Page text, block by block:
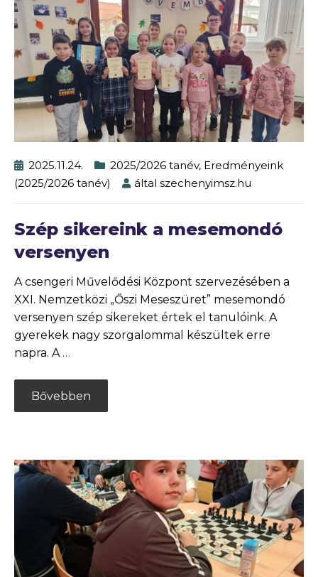
2025.11.24. 2025/2026 tanév, Eredményeink
(2025/2026 tanév)
által szechenyimsz.hu
Szép sikereink a mesemondó
versenyen
A csengeri Művelődési Központ szervezésében a
XXI. Nemzetközi „Őszi Meseszüret” mesemondó
versenyen szép sikereket értek el tanulóink. A
gyerekek nagy szorgalommal készültek erre
napra. A …
Bővebben